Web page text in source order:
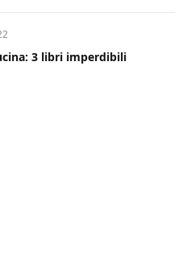
3 libri imperdibili